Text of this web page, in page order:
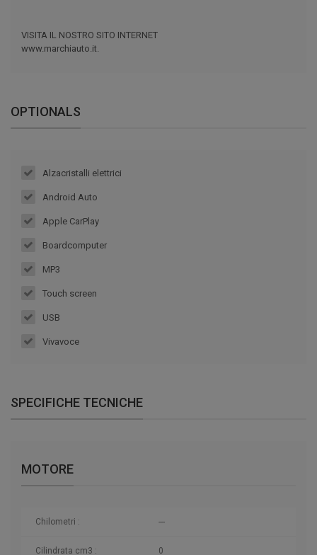
VISITA IL NOSTRO SITO INTERNET
www.marchiauto.it.
OPTIONALS
Alzacristalli elettrici
Android Auto
Apple CarPlay
Boardcomputer
MP3
Touch screen
USB
Vivavoce
SPECIFICHE TECNICHE
MOTORE
Chilometri : ---
Cilindrata cm3 : 0